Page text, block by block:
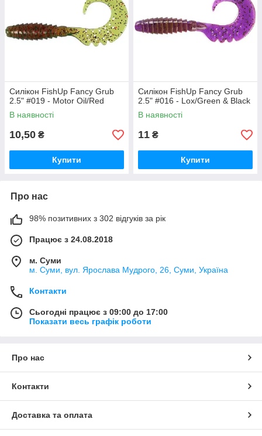
Силікон FishUp Fancy Grub
2.5" #019 - Motor Oil/Red
В наявності
10,50 ₴
Купити
Силікон FishUp Fancy Grub
2.5" #016 - Lox/Green & Black
В наявності
11 ₴
Купити
Про нас
98% позитивних з 302 відгуків за рік
Працює з 24.08.2018
м. Суми
м. Суми, вул. Ярослава Мудрого, 26, Суми, Україна
Контакти
Сьогодні працює з 09:00 до 17:00
Показати весь графік роботи
Про нас
Контакти
Доставка та оплата